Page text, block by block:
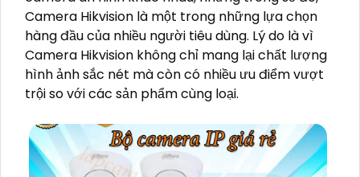
Camera Hikvision là một trong những lựa chọn
hàng đầu của nhiều người tiêu dùng. Lý do là vì
Camera Hikvision không chỉ mang lại chất lượng
hình ảnh sắc nét mà còn có nhiều ưu điểm vượt
trội so với các sản phẩm cùng loại.